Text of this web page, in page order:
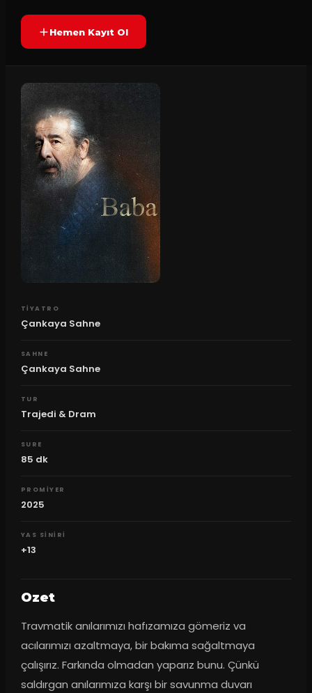
Hemen Kayıt Ol
TIYATRO
Çankaya Sahne
SAHNE
Çankaya Sahne
TUR
Trajedi & Dram
SURE
85 dk
PROMIYER
2025
YAS SINIRI
+13
Ozet
Travmatik anılarımızı hafızamıza gömeriz va
acılarımızı azaltmaya, bir bakıma sağaltmaya
çalışırız. Farkında olmadan yaparız bunu. Çünkü
saldırgan anılarımıza karşı bir savunma duvarı